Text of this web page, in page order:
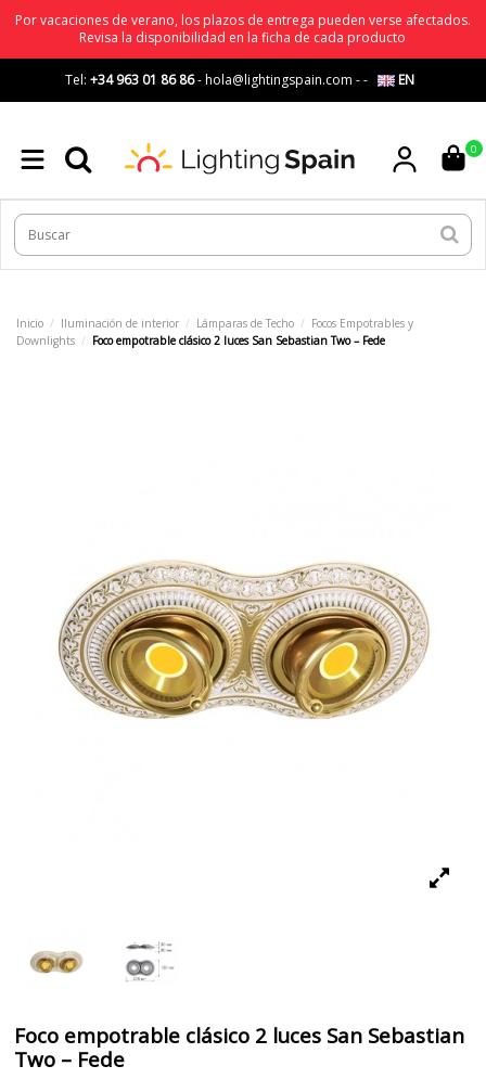
Por vacaciones de verano, los plazos de entrega pueden verse afectados.
Revisa la disponibilidad en la ficha de cada producto
Tel: +34 963 01 86 86-hola@lightingspain.com -- EN
0
Inicio Iluminación de interior Lámparas de Techo
Focos Empotrables y
Downlights
Foco empotrable clásico 2 luces San Sebastian Two – Fede
Foco empotrable clásico 2 luces San Sebastian
Two – Fede